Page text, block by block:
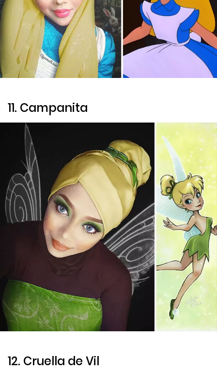
11. Campanita
12. Cruella de Vil